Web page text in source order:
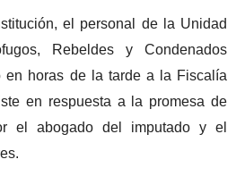
el personal de la Unidad
Rebeldes y Condenados
en horas de la tarde a la Fiscalía
en respuesta a la promesa de
el abogado del imputado y el